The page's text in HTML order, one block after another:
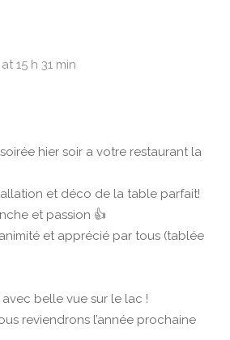
15 h 31 min
hier soir a votre restaurant la
et déco de la table parfait!
et passion 👍
et apprécié par tous (tablée
belle vue sur le lac !
reviendrons l’année prochaine